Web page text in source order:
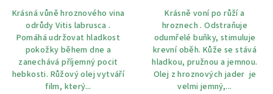
Krásná vůně hroznového vina
odrůdy Vitis labrusca .
Pomáhá udržovat hladkost
pokožky během dne a
zanechává příjemný pocit
hebkosti. Růžový olej vytváří
film, který...
z
5
hvězdiček.
Krásně voní po růží a
hroznech . Odstraňuje
odumřelé buňky, stimuluje
krevní oběh. Kůže se stává
hladkou, pružnou a jemnou.
Olej z hroznových jader je
velmi jemný,...